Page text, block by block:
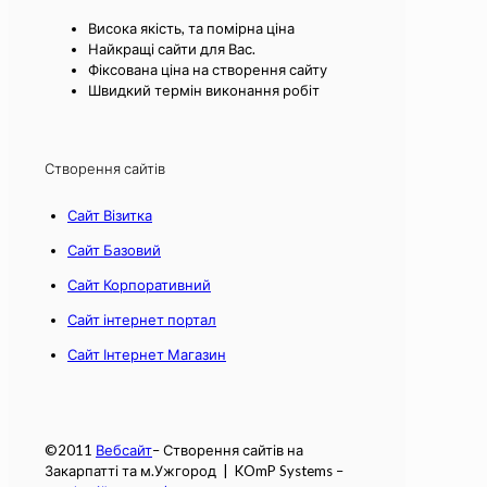
Висока якість, та помірна ціна
Найкращі сайти для Вас.
Фіксована ціна на створення сайту
Швидкий термін виконання робіт
Створення сайтів
Сайт Візитка
Сайт Базовий
Сайт Корпоративний
Сайт інтернет портал
Сайт Інтернет Магазин
©2011 Вебсайт– Створення сайтів на
Закарпатті та м.Ужгород | KOmP Systems –